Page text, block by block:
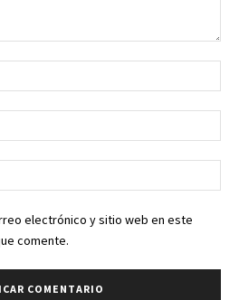
electrónico y sitio web en este
comente.